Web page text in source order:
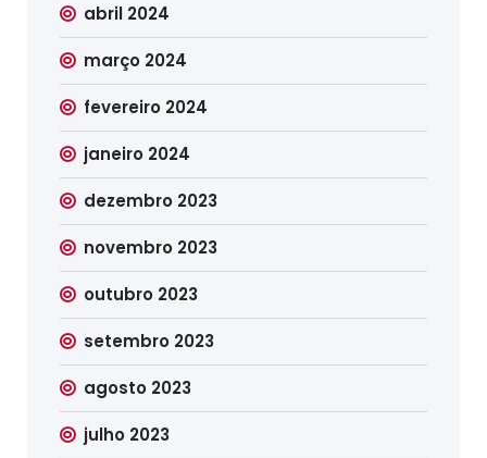
abril 2024
março 2024
fevereiro 2024
janeiro 2024
dezembro 2023
novembro 2023
outubro 2023
setembro 2023
agosto 2023
julho 2023